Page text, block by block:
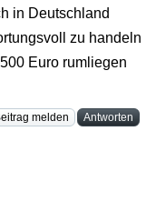
in Deutschland
zu handeln
Euro rumliegen
melden Antworten